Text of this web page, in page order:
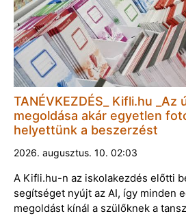
TANÉVKEZDÉS_ Kifli.hu _Az
megoldása akár egyetlen
helyettünk a beszerzést
2026. augusztus. 10. 02:03
A Kifli.hu-n az iskolakezdés előtti
segítséget nyújt az AI, így minden
megoldást kínál a szülőknek a